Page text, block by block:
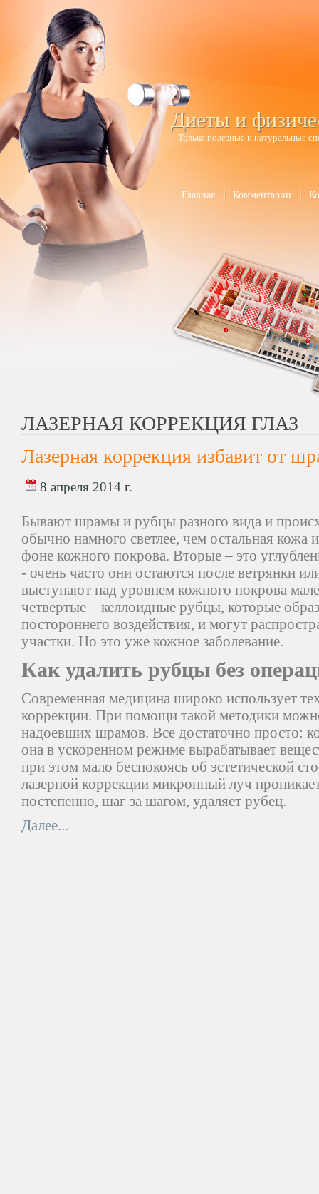
Диеты и
Только полезные и натуральные
Главная Комментарии
ЛАЗЕРНАЯ КОРРЕКЦИЯ ГЛАЗ
Лазерная коррекция избавит от
8 апреля 2014 г.
Бывают шрамы и рубцы разного вида и
обычно намного светлее, чем остальная кожа
фоне кожного покрова. Вторые – это
- очень часто они остаются после ветрянки
выступают над уровнем кожного покрова
четвертые – келлоидные рубцы, которые
постороннего воздействия, и могут
участки. Но это уже кожное заболевание.
Как удалить рубцы без
Современная медицина широко использует
коррекции. При помощи такой методики
надоевших шрамов. Все достаточно просто:
она в ускоренном режиме вырабатывает
при этом мало беспокоясь об эстетической
лазерной коррекции микронный луч
постепенно, шаг за шагом, удаляет рубец.
Далее...